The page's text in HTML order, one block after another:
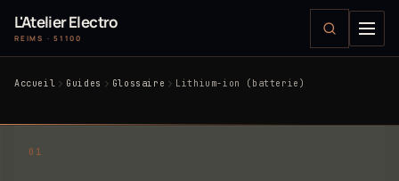
L'Atelier Electro
REIMS · 51100
Accueil Guides Glossaire Lithium-ion (batterie)